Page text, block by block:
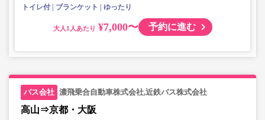
トイレ付 ブランケット ゆったり
大人 ¥7,000〜 予約に進む
濃飛乗合自動車株式会社,近鉄バス株式会社
高山⇒京都・大阪